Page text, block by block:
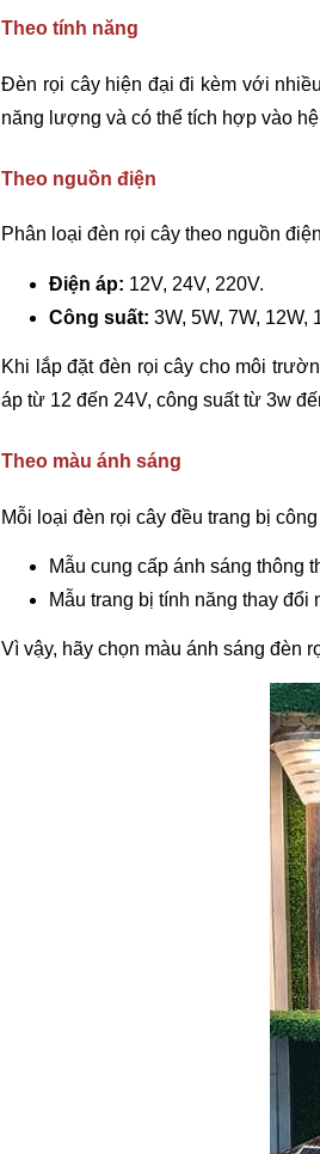
Theo tính năng
Đèn rọi cây hiện đại đi kèm với
năng lượng và có thể tích hợp vào
Theo nguồn điện
Phân loại đèn rọi cây theo nguồn
Điện áp: 12V, 24V, 220V.
Công suất:3W, 5W, 7W, 12W,
Khi lắp đặt đèn rọi cây cho môi
áp từ 12 đến 24V, công suất từ 3w
Theo màu ánh sáng
Mỗi loại đèn rọi cây đều trang bị
Mẫu cung cấp ánh sáng thông
Mẫu trang bị tính năng thay
Vì vậy, hãy chọn màu ánh sáng đèn